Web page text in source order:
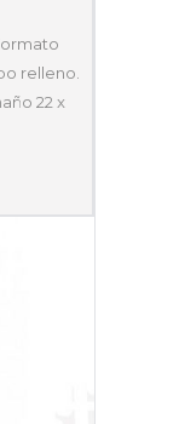
relleno.
22 x